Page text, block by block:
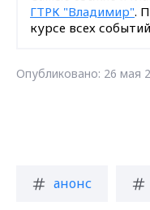
ГТРК "Владимир".
курсе всех
Опубликовано: 26 мая
анонс